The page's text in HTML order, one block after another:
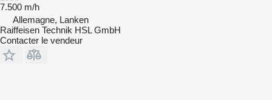
7.500 m/h
Allemagne, Lanken
Raiffeisen Technik HSL GmbH
Contacter le vendeur